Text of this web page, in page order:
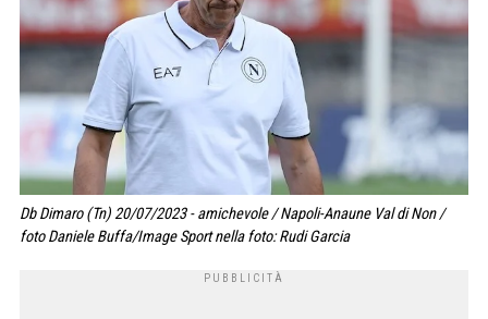
Db Dimaro (Tn) 20/07/2023 - amichevole / Napoli-Anaune Val di Non /
foto Daniele Buffa/Image Sport nella foto: Rudi Garcia